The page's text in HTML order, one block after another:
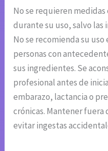
No se requieren
durante su uso, salvo las
No se recomienda su uso
personas con
sus ingredientes. Se
profesional antes de
embarazo, lactancia o
crónicas. Mantener fuera
evitar ingestas